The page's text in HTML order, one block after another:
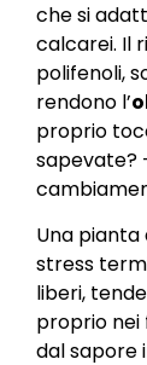
che si
calcarei. Il
polifenoli,
rendono l’
proprio
sapevate?
Una
stress
liberi,
proprio nei
dal sapore